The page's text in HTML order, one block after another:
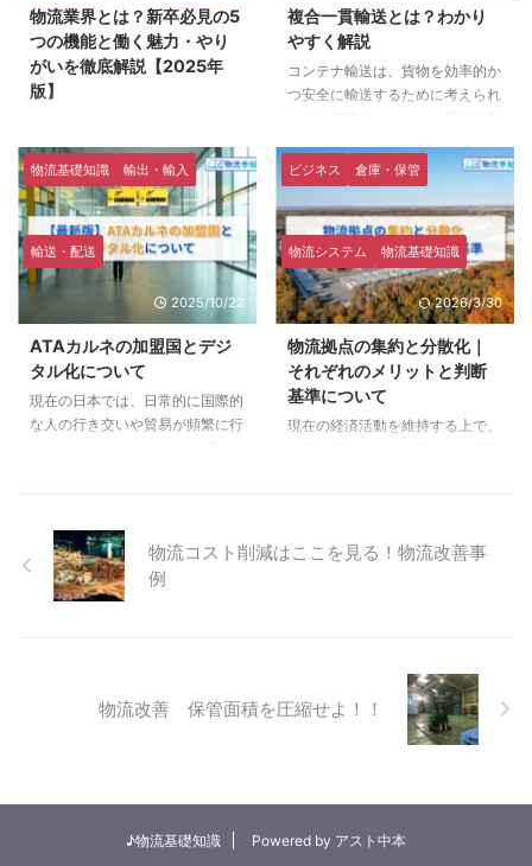
物流業界とは？新卒必見の5
つの機能と働く魅力・やり
がいを徹底解説【2025年
版】
コロナ禍で実感した社会インフラ
の重要性 朝起きてスマホを手に
取り、昨日注文した商品の配送状
況をチェック。コンビニで朝食を
買い、大学へ向かう電車の中で
SNSを見ていると、友達がオンラ
インで購入したお気に入りのアイ
テムを投稿している。 こんな日
常の風景、実はすべて物流があっ
てこそ成り立っているって知って
いましたか？ 2020年、新型コロ
ナで多くの人が外出を控えるよう
になったとき、私たちは改めて気
複合一貫輸送とは？わかり
やすく解説
コンテナ輸送は、貨物を効率的か
つ安全に輸送するために考えられ
が行われていた以前の定期船（在
来船）と比べて、圧倒的に現代社
会のニーズにマッチしており、い
まや世界中でコンテナが普及して
います。 それに伴い現在日本を
はじめ世界中の多くの国では、輸
出や輸入を行う際の輸送方法とし
られており、主要航路全体のコン
テナ化が進んでいます。 コンテ
ナはそのままの状態で異なる輸送
機関に積み替えることも容易にで
物流基礎知識 輸出・輸入
輸送・配送
2025/10/22
ATAカルネの加盟国とデジ
タル化について
現在の日本では、日常的に国際的
な人の行き交いや貿易が頻繁に行
必要となる展示品や機材、職業用
品などを全て現地で調達（レンタ
ルなど） するには、信頼できる
常、日本から海外へ物品を持ち出
び ...
ビジネス 倉庫・保管
物流システム 物流基礎知識
2026/3/30
物流拠点の集約と分散化｜
それぞれのメリットと判断
基準について
現在の経済活動を維持する上で、
流が存在します。 例えば、内陸
の工場から港湾・空港までの輸送
区間が近ければ近いほどリードタ
イムが短縮され、運搬にかかるコ
ストも抑えることができるため、
設けることが一般的です。 この
物流コスト削減はここを見る！物流改善事
例
物流改善 保管面積を圧縮せよ！！
♪物流基礎知識 Powered by アスト中本